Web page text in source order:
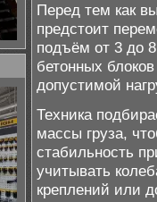
Перед тем как
предстоит
подъём от 3 до
бетонных
допустимой
Техника
массы груза,
стабильность
учитывать
креплений или